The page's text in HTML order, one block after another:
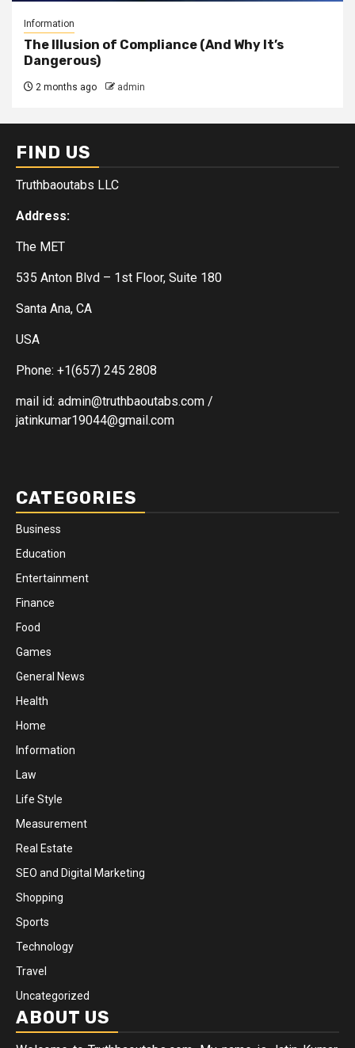
Information
The Illusion of Compliance (And Why It’s
Dangerous)
2 months ago admin
FIND US
Truthbaoutabs LLC
Address:
The MET
535 Anton Blvd – 1st Floor, Suite 180
Santa Ana, CA
USA
Phone: +1(657) 245 2808
mail id: admin@truthbaoutabs.com /
jatinkumar19044@gmail.com
CATEGORIES
Business
Education
Entertainment
Finance
Food
Games
General News
Health
Home
Information
Law
Life Style
Measurement
Real Estate
SEO and Digital Marketing
Shopping
Sports
Technology
Travel
Uncategorized
ABOUT US